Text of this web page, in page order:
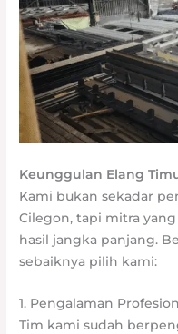
Keunggulan Elang
Kami bukan sekadar
Cilegon, tapi mitra
hasil jangka panjang.
sebaiknya pilih kami:
1. Pengalaman
Tim kami sudah